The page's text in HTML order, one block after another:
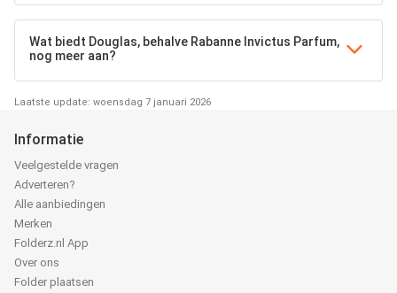
Wat biedt Douglas, behalve Rabanne Invictus Parfum,
nog meer aan?
Laatste update: woensdag 7 januari 2026
Informatie
Veelgestelde vragen
Adverteren?
Alle aanbiedingen
Merken
Folderz.nl App
Over ons
Folder plaatsen